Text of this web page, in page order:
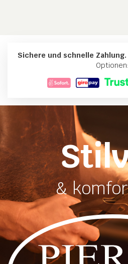
Sichere und schnelle Zahlung.
Optionen:
&